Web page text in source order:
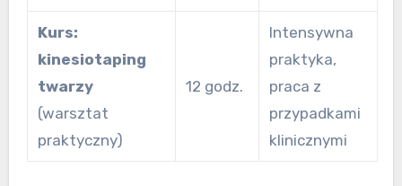
Kurs:
kinesiotaping
twarzy
(warsztat
praktyczny)
12 godz.
Intensywna
praktyka,
praca z
przypadkami
klinicznymi